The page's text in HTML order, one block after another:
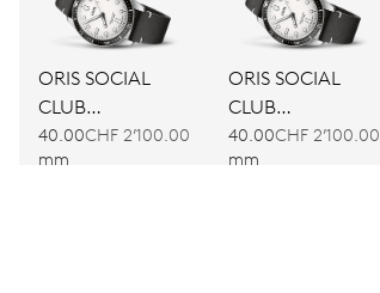
ORIS SOCIAL
CLUB
AMSTERDAM
40.00
mm
CHF 2’100.00
ORIS SOCIAL
CLUB
BARCELONA
40.00
mm
CHF 2’100.00